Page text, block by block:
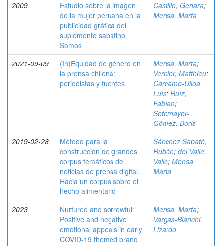
2009
Estudio sobre la imagen
de la mujer peruana en la
publicidad gráfica del
suplemento sabatino
Somos
Castillo, Genara;
Mensa, Marta
2021-09-09
(In)Equidad de género en
la prensa chilena:
periodistas y fuentes
Mensa, Marta;
Vernier, Matthieu;
Cárcamo-Ulloa,
Luís; Ruíz,
Fabían;
Sotomayor-
Gómez, Boris
2019-02-28
Método para la
construcción de grandes
corpus temáticos de
noticias de prensa digital.
Hacia un corpus sobre el
hecho alimentario
Sánchez Sabaté,
Rubén; del Valle,
Valle; Mensa,
Marta
2023
Nurtured and sorrowful:
Positive and negative
emotional appeals in early
COVID-19 themed brand
Mensa, Marta;
Vargas-Bianchi,
Lizardo